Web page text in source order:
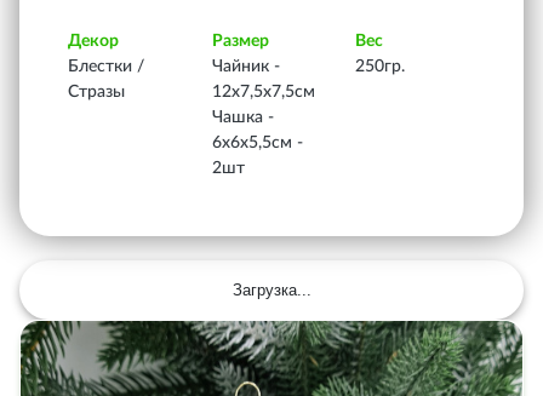
Декор
Блестки /
Стразы
Размер
Чайник -
12х7,5х7,5см
Чашка -
6х6х5,5см -
2шт
Вес
250гр.
Загрузка...